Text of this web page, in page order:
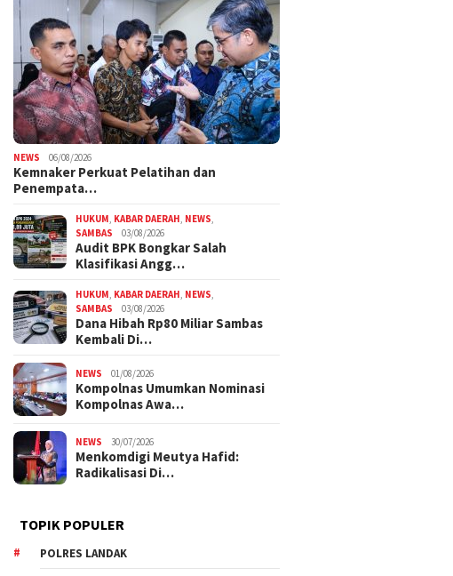
NEWS 06/08/2026
Kemnaker Perkuat Pelatihan dan
Penempata…
HUKUM KABAR DAERAH NEWS
SAMBAS
03/08/2026
Audit BPK Bongkar Salah
Klasifikasi Angg…
HUKUM KABAR DAERAH NEWS
SAMBAS
03/08/2026
Dana Hibah Rp80 Miliar Sambas
Kembali Di…
NEWS 01/08/2026
Kompolnas Umumkan Nominasi
Kompolnas Awa…
NEWS 30/07/2026
Menkomdigi Meutya Hafid:
Radikalisasi Di…
TOPIK POPULER
POLRES LANDAK